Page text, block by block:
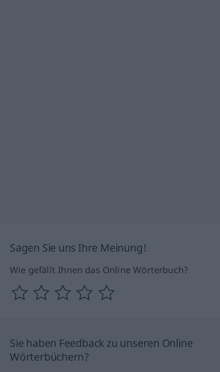
Sagen Sie uns Ihre Meinung!
Wie gefällt Ihnen das Online Wörterbuch?
Sie haben Feedback zu unseren Online
Wörterbüchern?